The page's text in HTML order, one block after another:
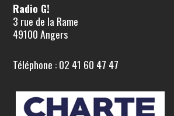
Radio G!
3 rue de la Rame
49100 Angers
Téléphone : 02 41 60 47 47